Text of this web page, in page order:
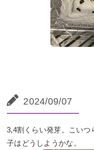
2024/09/07
3,4割くらい発芽。こい
子はどうしようかな。